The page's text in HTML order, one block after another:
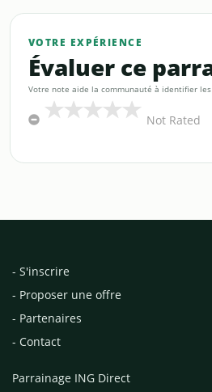
VOTRE EXPÉRIENCE
Évaluer ce
Votre note aide la communauté à identifier
Not Rated
- S'inscrire
- Proposer une offre
- Partenaires
- Contact
Parrainage ING Direct